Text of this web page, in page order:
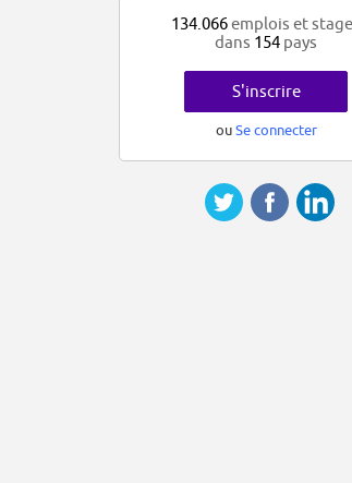
134.066emplois et
dans 154 pays
S'inscrire
ouSe connecter